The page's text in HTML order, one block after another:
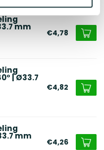
mm
€4,78
| Ø33.7
€4,82
mm
€4,26